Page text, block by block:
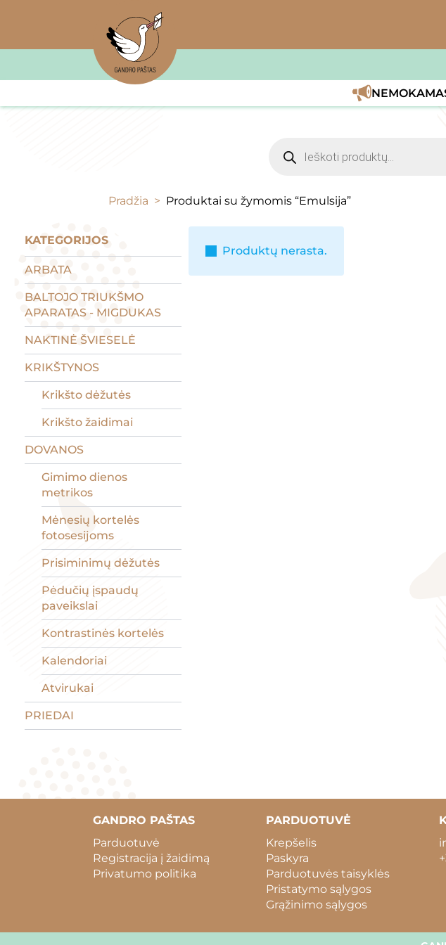
search
Pradžia Produktai su žymomis “Emulsija”
KATEGORIJOS
ARBATA
BALTOJO TRIUKŠMO
APARATAS - MIGDUKAS
NAKTINĖ ŠVIESELĖ
KRIKŠTYNOS
Krikšto dėžutės
Krikšto žaidimai
DOVANOS
Gimimo dienos
metrikos
Mėnesių kortelės
fotosesijoms
Prisiminimų dėžutės
Pėdučių įspaudų
paveikslai
Kontrastinės kortelės
Kalendoriai
Atvirukai
PRIEDAI
Produktų nerasta.
GANDRO PAŠTAS
Parduotuvė
Registracija į žaidimą
Privatumo politika
PARDUOTUVĖ
Krepšelis
Paskyra
Parduotuvės taisyklės
Pristatymo sąlygos
Grąžinimo sąlygos